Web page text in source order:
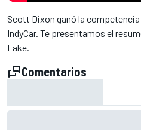
Scott Dixon ganó la
IndyCar. Te presentamos el
Lake.
Comentarios